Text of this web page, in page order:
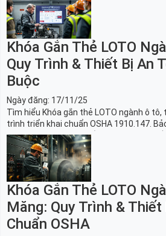
Khóa Gắn Thẻ LOTO
Quy Trình & Thiết Bị An
Buộc
Ngày đăng: 17/11/25
Tìm hiểu Khóa gắn thẻ LOTO ngành ô tô,
trình triển khai chuẩn OSHA 1910.147.
robot, băng tải sản xuất ô tô và dây
Khóa Gắn Thẻ LOTO
Măng: Quy Trình & Thiết
Chuẩn OSHA